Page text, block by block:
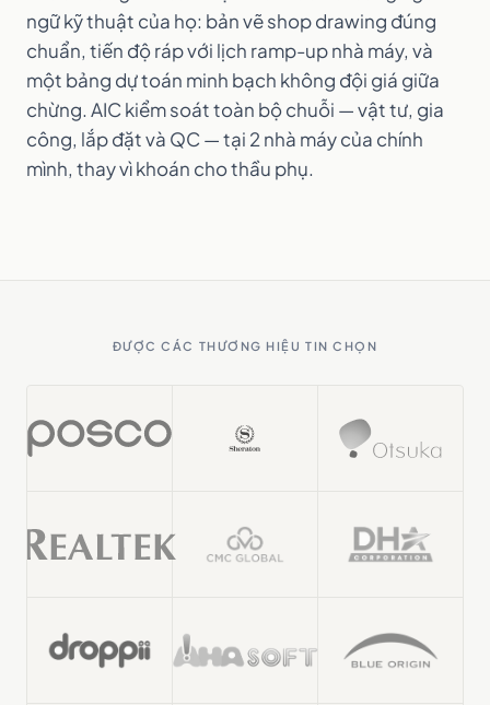
ngữ kỹ thuật của họ: bản vẽ shop drawing đúng
chuẩn, tiến độ ráp với lịch ramp-up nhà máy, và
một bảng dự toán minh bạch không đội giá giữa
chừng. AIC kiểm soát toàn bộ chuỗi — vật tư, gia
công, lắp đặt và QC — tại 2 nhà máy của chính
mình, thay vì khoán cho thầu phụ.
ĐƯỢC CÁC THƯƠNG HIỆU TIN CHỌN